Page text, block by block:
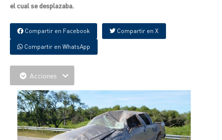
el cual se desplazaba.
Compartir en Facebook Compartir en X
Compartir en WhatsApp
Acciones